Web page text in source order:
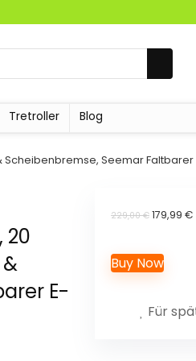
Tretroller Blog
Scheibenbremse, Seemar
20
E-
229,00€
war:
179,99 €
Buy Now
Für